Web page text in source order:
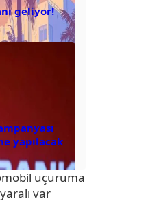
geliyor!
yapılacak
uçuruma
var